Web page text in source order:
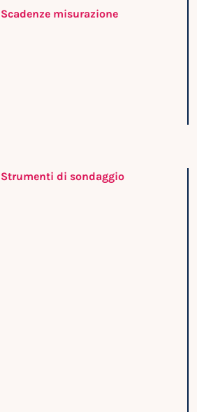
Scadenze misurazione
Strumenti di sondaggio